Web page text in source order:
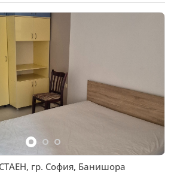
гр. София, Банишора